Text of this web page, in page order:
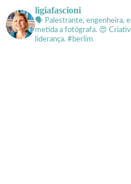
ligiafascioni
🗣 Palestrante, engenheira,
metida a fotógrafa. 😍
liderança. #berlim